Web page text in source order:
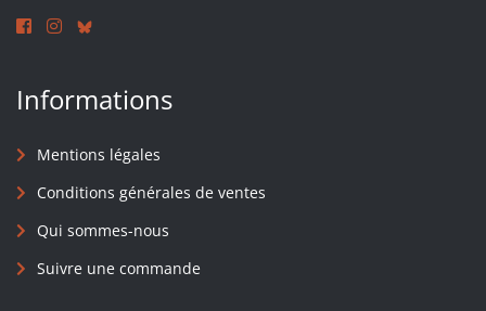
Informations
Mentions légales
Conditions générales de ventes
Qui sommes-nous
Suivre une commande